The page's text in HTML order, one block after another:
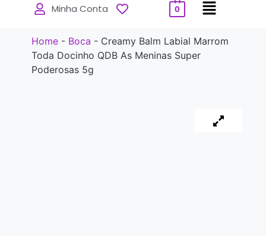
Minha Conta 0
Home- Boca - Creamy Balm Labial Marrom
Toda Docinho QDB As Meninas Super
Poderosas 5g